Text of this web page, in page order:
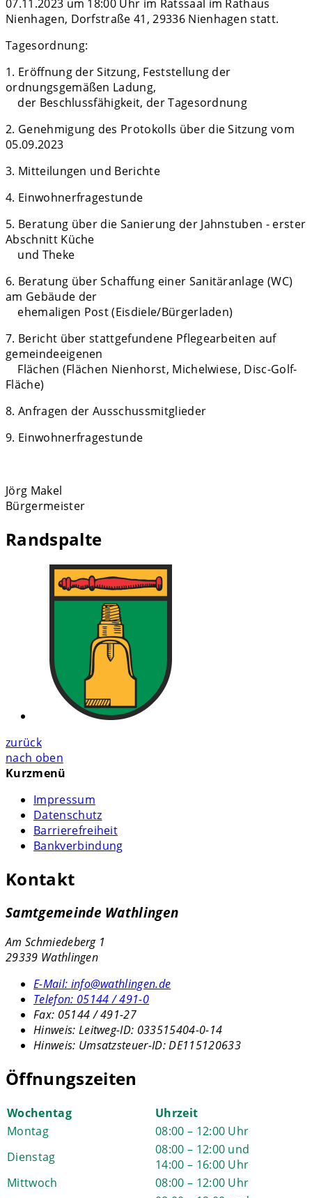
07.11.2023 um 18:00 Uhr im Ratssaal im Rathaus
Nienhagen, Dorfstraße 41, 29336 Nienhagen statt.
Tagesordnung:
1. Eröffnung der Sitzung, Feststellung der
ordnungsgemäßen Ladung,
der Beschlussfähigkeit, der Tagesordnung
2. Genehmigung des Protokolls über die Sitzung vom
05.09.2023
3. Mitteilungen und Berichte
4. Einwohnerfragestunde
5. Beratung über die Sanierung der Jahnstuben - erster
Abschnitt Küche
und Theke
6. Beratung über Schaffung einer Sanitäranlage (WC)
am Gebäude der
ehemaligen Post (Eisdiele/Bürgerladen)
7. Bericht über stattgefundene Pflegearbeiten auf
gemeindeeigenen
Flächen (Flächen Nienhorst, Michelwiese, Disc-Golf-
Fläche)
8. Anfragen der Ausschussmitglieder
9. Einwohnerfragestunde
Jörg Makel
Bürgermeister
Randspalte
zurück
nach oben
Kurzmenü
Impressum
Datenschutz
Barrierefreiheit
Bankverbindung
Kontakt
Samtgemeinde Wathlingen
Am Schmiedeberg 1
29339 Wathlingen
E-Mail: info@wathlingen.de
Telefon: 05144 / 491-0
Fax: 05144 / 491-27
Hinweis: Leitweg-ID: 033515404-0-14
Hinweis: Umsatzsteuer-ID: DE115120633
Öffnungszeiten
Wochentag
Uhrzeit
Montag
08:00 – 12:00 Uhr
Dienstag
08:00 – 12:00 und
14:00 – 16:00 Uhr
Mittwoch
08:00 – 12:00 Uhr